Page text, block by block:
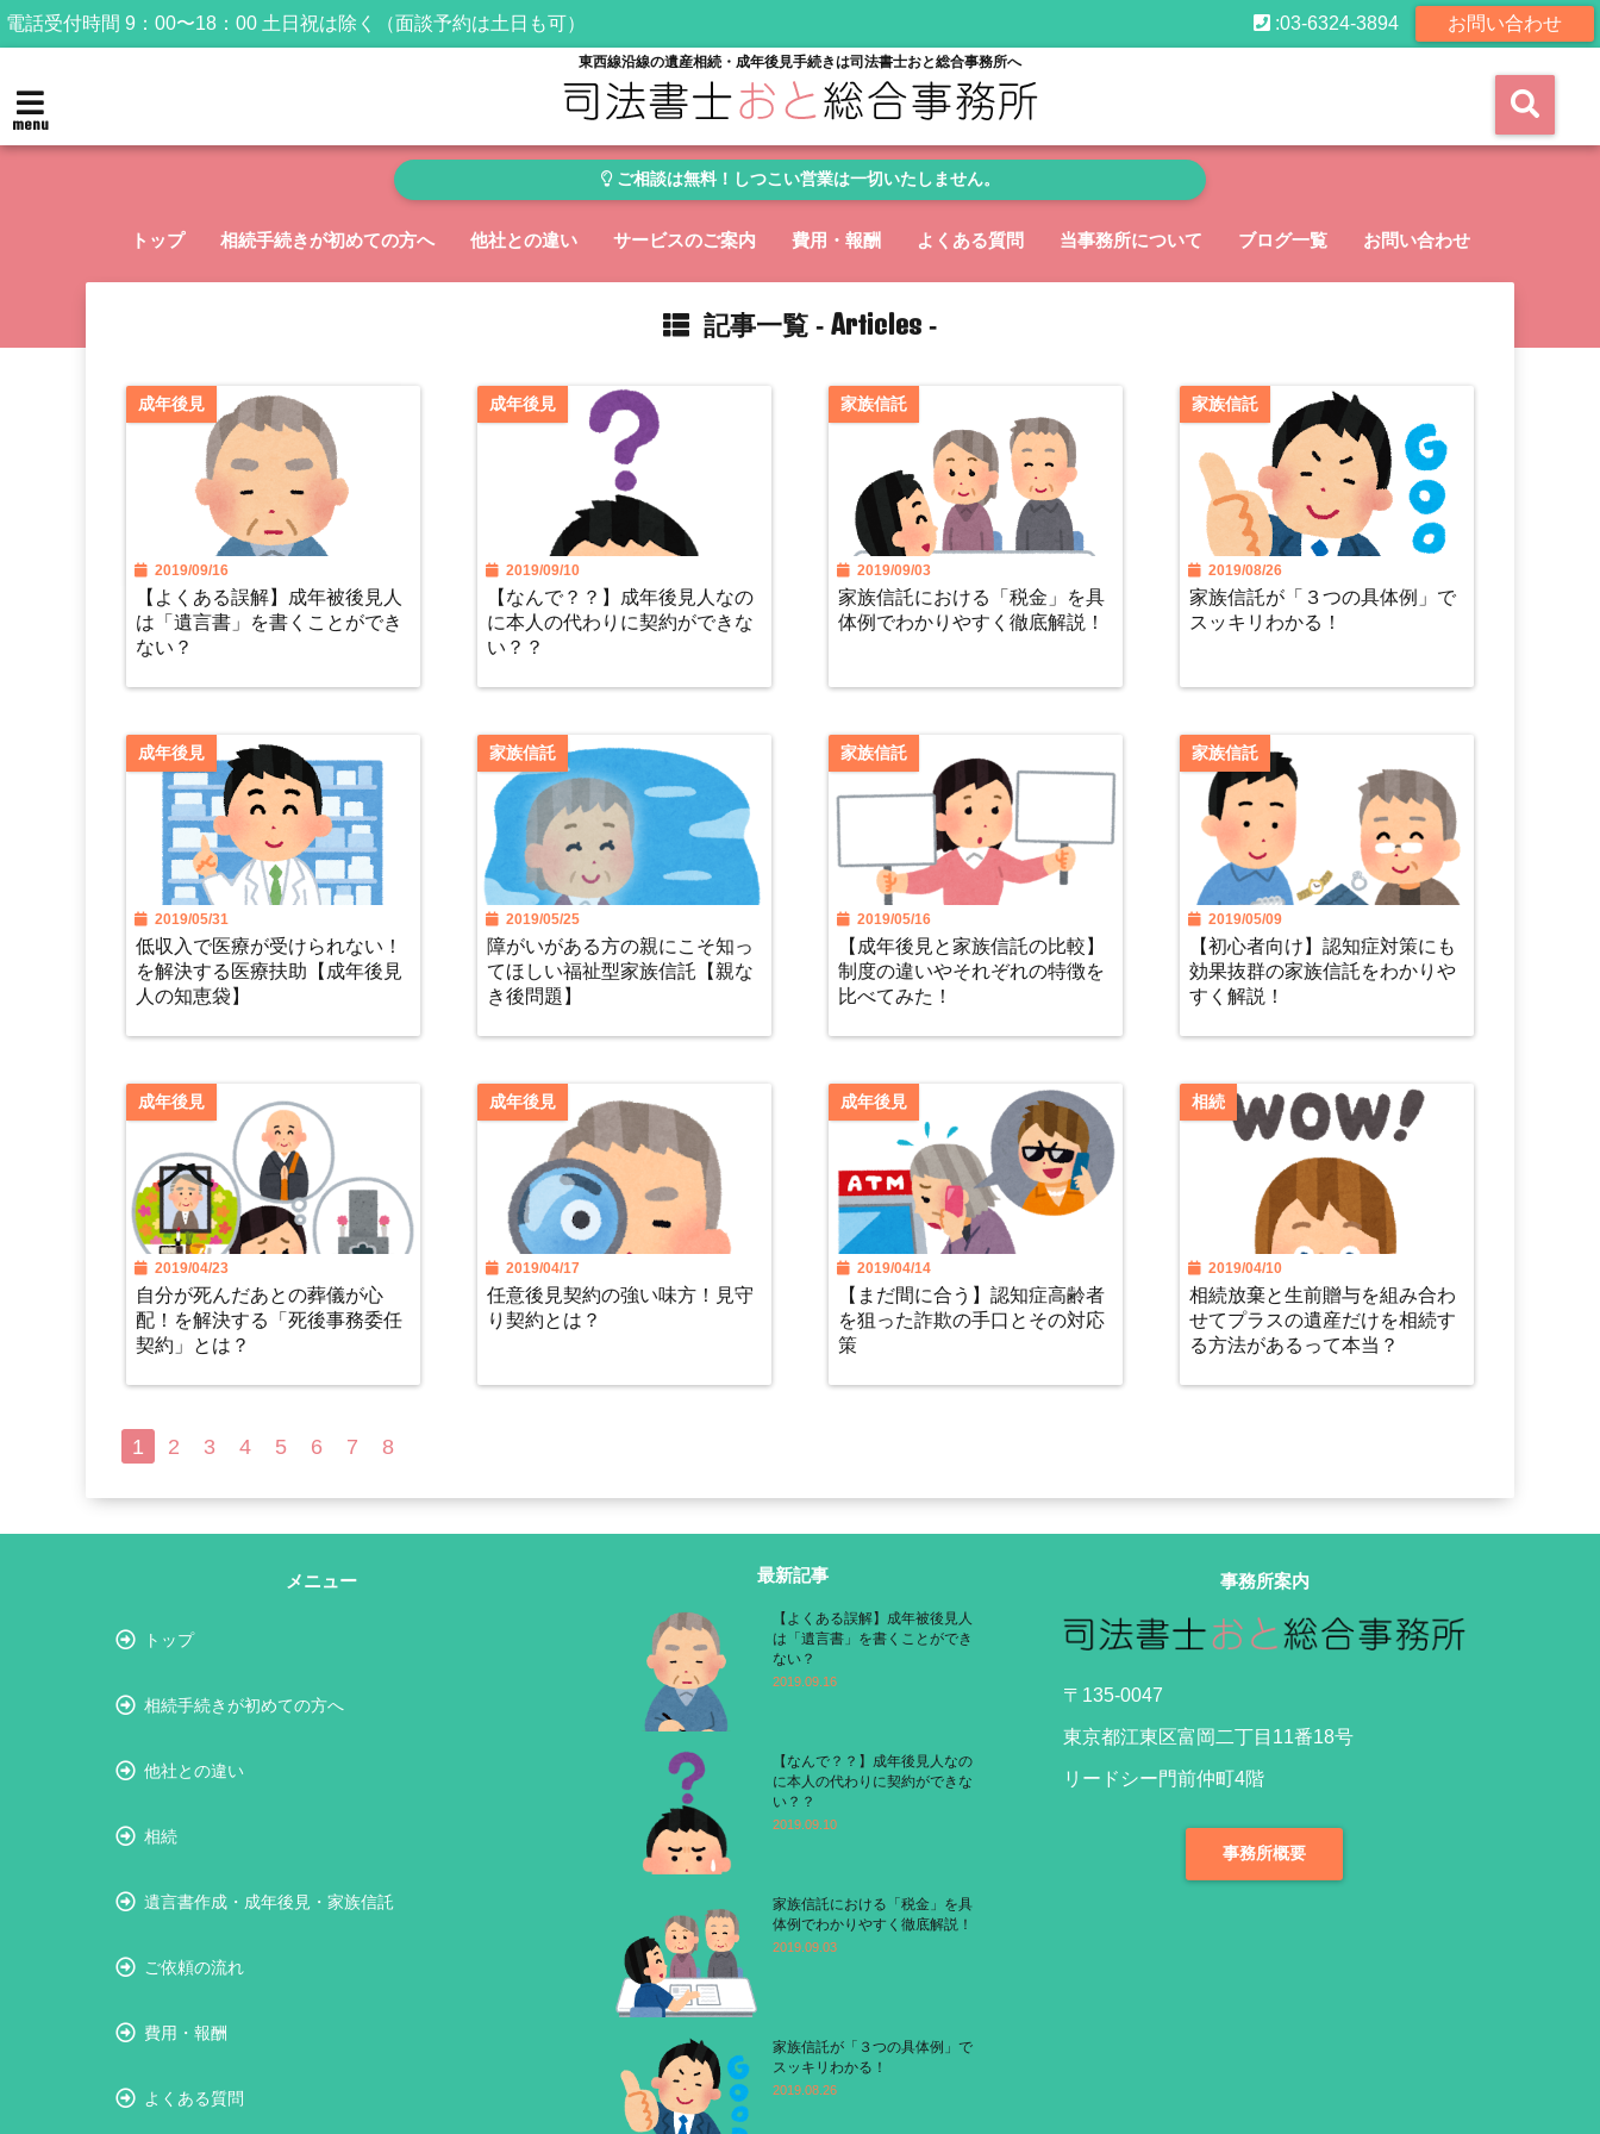
電話受付時間 9：00〜18：00 土日祝は除く（面談予約は土日も可） お問い合わせ
:03-6324-3894
東西線沿線の遺産相続・成年後見手続きは司法書士おと総合事務所へ
menu
ご相談は無料！しつこい営業は一切いたしません。
トップ 相続手続きが初めての方へ 他社との違い サービスのご案内 費用・報酬 よくある質問 当事務所について ブログ一覧 お問い合わせ
記事一覧 - Articles -
成年後見
2019/09/16
【よくある誤解】成年被後見人
は「遺言書」を書くことができ
ない？
成年後見
2019/09/10
【なんで？？】成年後見人なの
に本人の代わりに契約ができな
い？？
家族信託
2019/09/03
家族信託における「税金」を具
体例でわかりやすく徹底解説！
家族信託
2019/08/26
家族信託が「３つの具体例」で
スッキリわかる！
成年後見
2019/05/31
低収入で医療が受けられない！
を解決する医療扶助【成年後見
人の知恵袋】
家族信託
2019/05/25
障がいがある方の親にこそ知っ
てほしい福祉型家族信託【親な
き後問題】
家族信託
2019/05/16
【成年後見と家族信託の比較】
制度の違いやそれぞれの特徴を
比べてみた！
家族信託
2019/05/09
【初心者向け】認知症対策にも
効果抜群の家族信託をわかりや
すく解説！
成年後見
2019/04/23
自分が死んだあとの葬儀が心
配！を解決する「死後事務委任
契約」とは？
成年後見
2019/04/17
任意後見契約の強い味方！見守
り契約とは？
成年後見
2019/04/14
【まだ間に合う】認知症高齢者
を狙った詐欺の手口とその対応
策
相続
2019/04/10
相続放棄と生前贈与を組み合わ
せてプラスの遺産だけを相続す
る方法があるって本当？
1 2 3 4 5 6 7 8
メニュー
トップ
相続手続きが初めての方へ
他社との違い
相続
遺言書作成・成年後見・家族信託
ご依頼の流れ
費用・報酬
よくある質問
最新記事
【よくある誤解】成年被後見人
は「遺言書」を書くことができ
ない？
2019.09.16
【なんで？？】成年後見人なの
に本人の代わりに契約ができな
い？？
2019.09.10
家族信託における「税金」を具
体例でわかりやすく徹底解説！
2019.09.03
家族信託が「３つの具体例」で
スッキリわかる！
2019.08.26
事務所案内
〒135‐0047
東京都江東区富岡二丁目11番18号
リードシー門前仲町4階
事務所概要